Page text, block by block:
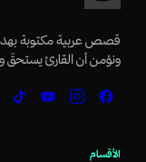
قصص عربية مكتوبة
ونؤمن أن القارئ
الأقسام